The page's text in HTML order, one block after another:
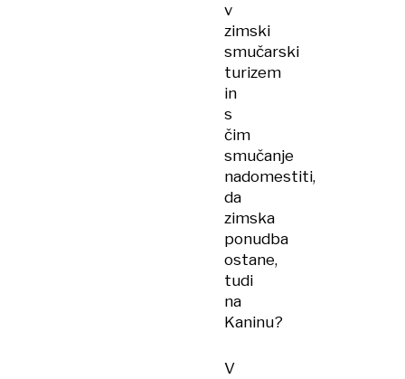
v
zimski
smučarski
turizem
in
s
čim
smučanje
nadomestiti,
da
zimska
ponudba
ostane,
tudi
na
Kaninu?
V